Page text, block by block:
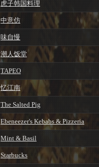
虎子韩国料理
中意仿
味自慢
潮人饭堂
TAPEO
忆江南
The Salted Pig
Ebeneezer's Kebabs & Pizzeria
Mint & Basil
Starbucks